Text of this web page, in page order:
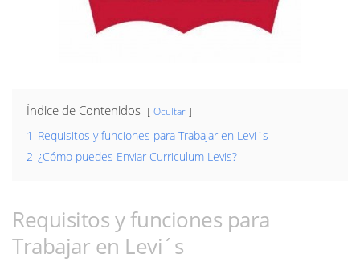
Índice de Contenidos Ocultar
1 Requisitos y funciones para Trabajar en Levi´s
2 ¿Cómo puedes Enviar Curriculum Levis?
Requisitos y funciones para
Trabajar en Levi´s